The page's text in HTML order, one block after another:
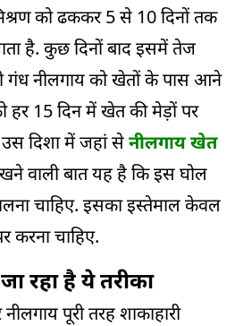
को ढककर 5 से 10 दिनों तक
है. कुछ दिनों बाद इसमें तेज
गंध नीलगाय को खेतों के पास आने
हर 15 दिन में खेत की मेड़ों पर
दिशा में जहां सेनीलगाय खेत
वाली बात यह है कि इस घोल
चाहिए. इसका इस्तेमाल केवल
करना चाहिए.
रहा है ये तरीका
पूरी तरह शाकाहारी